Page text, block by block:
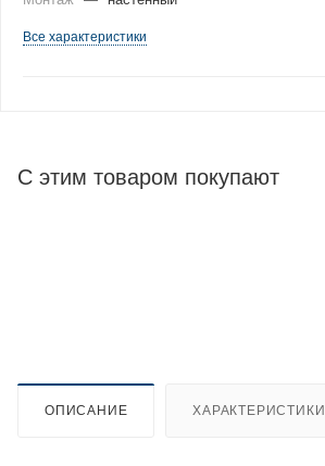
Все характеристики
С этим товаром покупают
ОПИСАНИЕ ХАРАКТЕРИСТИКИ